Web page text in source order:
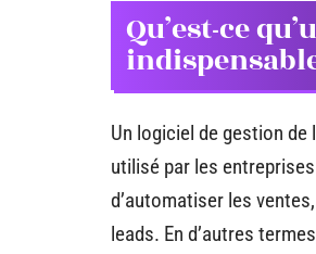
Qu’est-ce
Un logiciel de gestion
utilisé par les
d’automatiser les
leads. En d’autres